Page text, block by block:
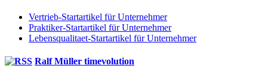
Vertrieb-Startartikel für Unternehmer
Praktiker-Startartikel für Unternehmer
Lebensqualitaet-Startartikel für Unternehmer
Ralf Müller timevolution